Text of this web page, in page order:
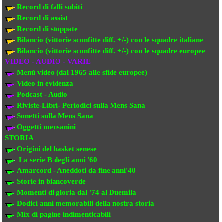
Record di falli subiti
Record di assist
Record di stoppate
Bilancio (vittorie sconfitte diff. +/-) con le squadre italiane
Bilancio (vittorie sconfitte diff. +/-) con le squadre europee
VIDEO - AUDIO - VARIE
Menù video (dal 1965 alle sfide europee)
Video in evidenza
Podcast - Audio
Riviste-Libri- Periodici sulla Mens Sana
Sonetti sulla Mens Sana
Oggetti mensanini
STORIA
Origini del basket senese
La serie B degli anni '60
Amarcord - Aneddoti da fine anni'40
Storie in biancoverde
Momenti di gloria dal '74 al Duemila
Dodici anni memorabili della nostra storia
Mix di pagine indimenticabili